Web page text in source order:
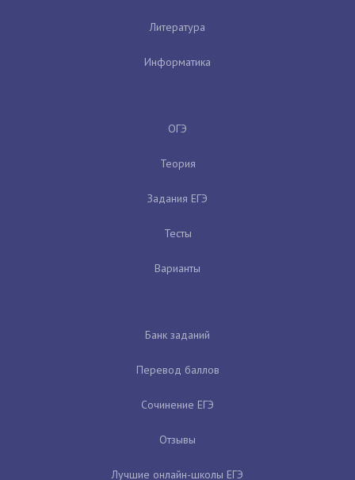
Литература
Информатика
ОГЭ
Теория
Задания ЕГЭ
Тесты
Варианты
Банк заданий
Перевод баллов
Сочинение ЕГЭ
Отзывы
Лучшие онлайн-школы ЕГЭ